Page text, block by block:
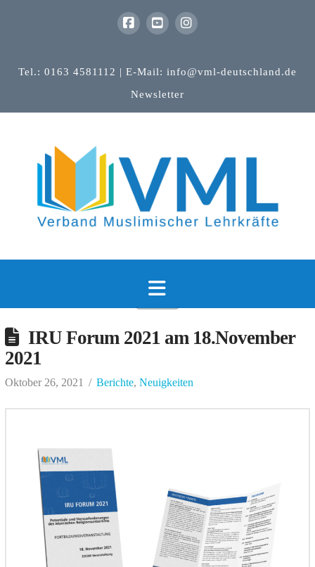
Tel.: 0163 4581112 | E-Mail: info@vml-deutschland.de
Newsletter
Navigation
IRU Forum 2021 am 18.November
2021
Oktober 26, 2021 Berichte, Neuigkeiten